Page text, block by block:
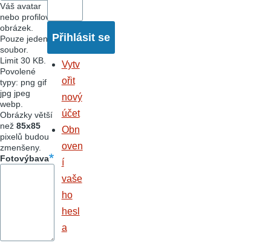
Váš avatar
nebo profilový
obrázek.
Pouze jeden
soubor.
Limit 30 KB.
Povolené
typy: png gif
jpg jpeg
webp.
Obrázky větší
než 85x85
pixelů budou
zmenšeny.
Fotovýbava
Vytv
ořit
nový
účet
Obn
oven
í
vaše
ho
hesl
a